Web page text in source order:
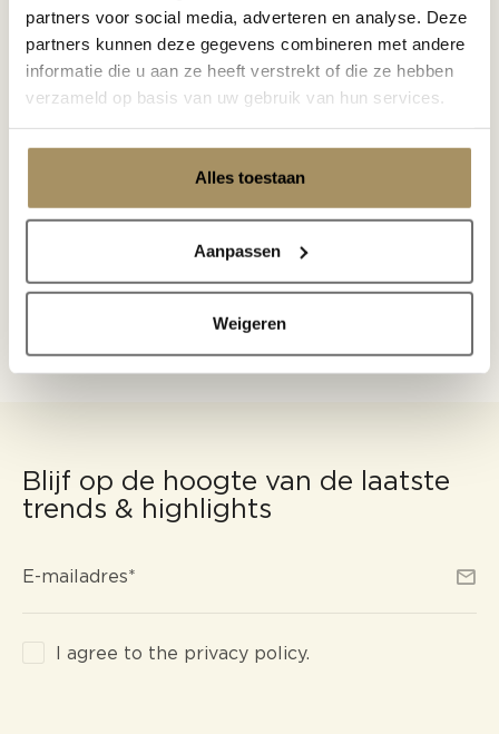
partners voor social media, adverteren en analyse. Deze
partners kunnen deze gegevens combineren met andere
informatie die u aan ze heeft verstrekt of die ze hebben
verzameld op basis van uw gebruik van hun services.
Alles toestaan
Aanpassen
Weigeren
Onze partners werken met SUNS
meubelen in designs en projecten.
Benieuwd naar de projecten van onze
Bekijk partners
Blijf op de hoogte van de laatste
trends & highlights
mailadres
E-mailadres*
I agree to the privacy policy.